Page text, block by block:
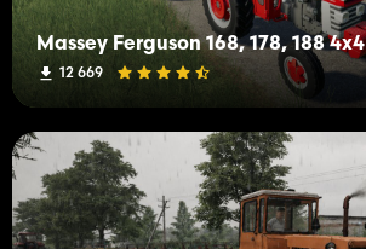
Massey Ferguson 168, 178, 188 4x4
12 669